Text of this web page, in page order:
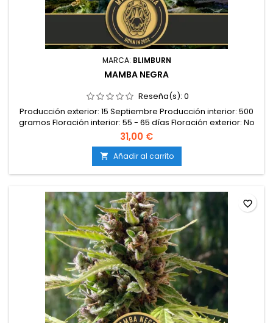
MARCA: BLIMBURN
MAMBA NEGRA
Reseña(s): 0
Producción exterior: 15 Septiembre Producción interior: 500
gramos Floración interior: 55 - 65 días Floración exterior: No
Tipo: Indica Genética: Critical Mass x Skunk Efectos: No
Feminizada: Sí Altura: 2 - 3 metros CBD: 0,6% Sabor: No THC:
18%
31,00 €
 Añadir al carrito
favorite_border